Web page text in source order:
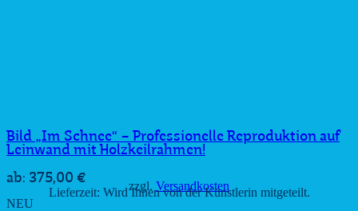
Bild „Im Schnee“ – Professionelle Reproduktion auf
Leinwand mit Holzkeilrahmen!
ab: 375,00 € zzgl. Versandkosten
Lieferzeit: Wird Ihnen von der Künstlerin mitgeteilt.
NEU